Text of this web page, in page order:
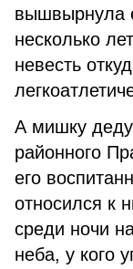
вышвырнула
несколько
невесть
А мишку
районного
его
относился к
среди ночи
неба, у кого